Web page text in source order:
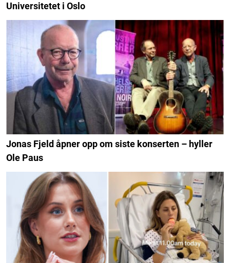
Universitetet i Oslo
Jonas Fjeld åpner opp om siste konserten – hyller
Ole Paus